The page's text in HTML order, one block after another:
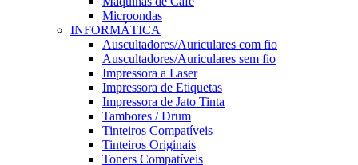
Microondas
INFORMÁTICA
Auscultadores/Auriculares com fio
Auscultadores/Auriculares sem fio
Impressora a Laser
Impressora de Etiquetas
Impressora de Jato Tinta
Tambores / Drum
Tinteiros Compatíveis
Tinteiros Originais
Toners Compatíveis